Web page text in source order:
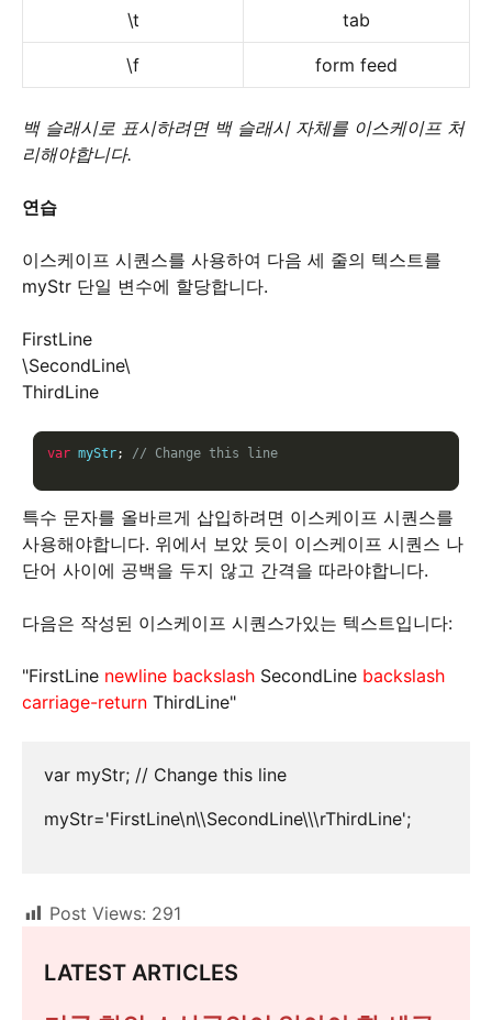
\t tab
\f form feed
백 슬래시로 표시하려면 백 슬래시 자체를 이스케이프 처
리해야합니다.
연습
이스케이프 시퀀스를 사용하여 다음 세 줄의 텍스트를
myStr 단일 변수에 할당합니다.
FirstLine
\SecondLine\
ThirdLine
var myStr; // Change this line
특수 문자를 올바르게 삽입하려면 이스케이프 시퀀스를
사용해야합니다. 위에서 보았 듯이 이스케이프 시퀀스 나
단어 사이에 공백을 두지 않고 간격을 따라야합니다.
다음은 작성된 이스케이프 시퀀스가있는 텍스트입니다:
"FirstLine newline backslash SecondLine backslash
carriage-return ThirdLine"
var myStr; // Change this line
myStr='FirstLine\n\\SecondLine\\\rThirdLine';
Post Views: 291
LATEST ARTICLES